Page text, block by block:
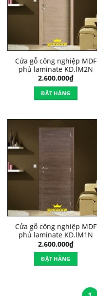
Cửa gỗ công nghiệp MDF
phủ laminate KD.lM2N
2.600.000₫
ĐẶT HÀNG
Cửa gỗ công nghiệp MDF
phủ laminate KD.lM1N
2.600.000₫
ĐẶT HÀNG